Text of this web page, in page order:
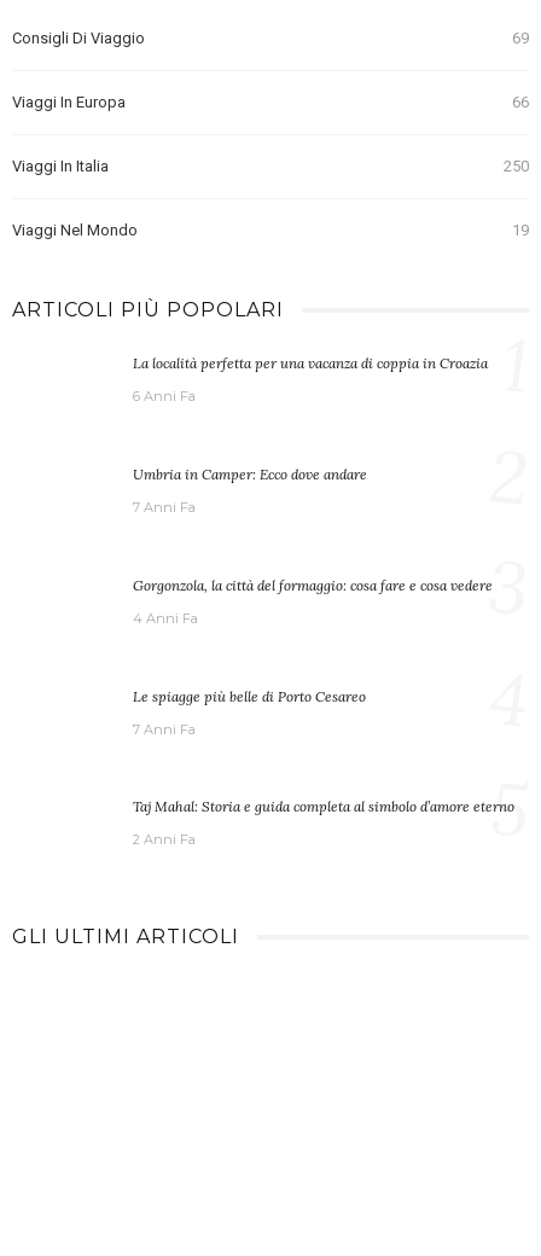
Consigli Di Viaggio 69
Viaggi In Europa 66
Viaggi In Italia 250
Viaggi Nel Mondo 19
ARTICOLI PIÙ POPOLARI
La località perfetta per una vacanza di coppia in Croazia
6 Anni Fa
Umbria in Camper: Ecco dove andare
7 Anni Fa
Gorgonzola, la città del formaggio: cosa fare e cosa vedere
4 Anni Fa 3
Le spiagge più belle di Porto Cesareo
7 Anni Fa
Taj Mahal: Storia e guida completa al simbolo d’amore eterno
2 Anni Fa 5
GLI ULTIMI ARTICOLI